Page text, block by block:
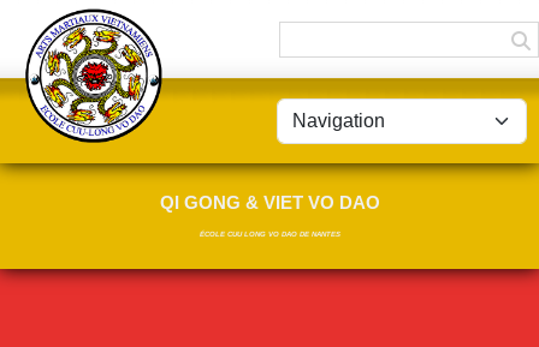
QI GONG & VIET VO DAO
ÉCOLE CUU LONG VO DAO DE NANTES
Panneau de gestion des cookies